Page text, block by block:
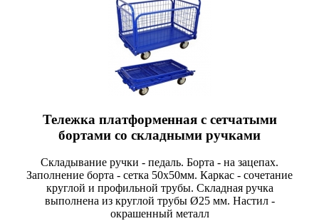
Тележка платформенная с сетчатыми
бортами со складными ручками
Складывание ручки - педаль. Борта - на зацепах.
Заполнение борта - сетка 50х50мм. Каркас - сочетание
круглой и профильной трубы. Складная ручка
выполнена из круглой трубы Ø25 мм. Настил -
окрашенный металл